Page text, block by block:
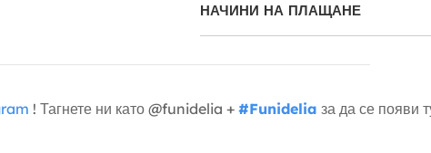
НАЧИНИ НА ПЛАЩАНЕ
! Тагнете ни като @funidelia + #Funidelia за да се появи